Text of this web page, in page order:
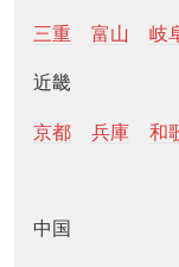
三重 富山 岐
近畿
京都 兵庫 和
中国